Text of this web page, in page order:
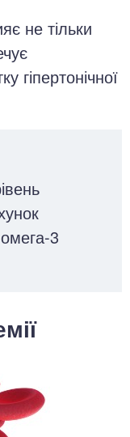
не тільки
гіпертонічної
3